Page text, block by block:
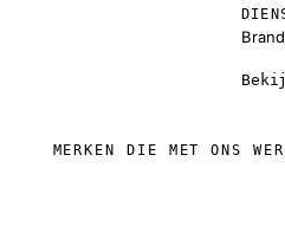
MERKEN DIE MET ONS